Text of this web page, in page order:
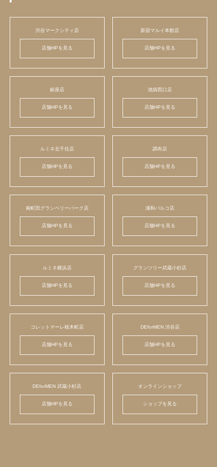
渋谷マークシティ店
店舗HPを見る
新宿マルイ本館店
店舗HPを見る
銀座店
店舗HPを見る
池袋西口店
店舗HPを見る
ルミネ北千住店
店舗HPを見る
調布店
店舗HPを見る
南町田グランベリーパーク店
店舗HPを見る
浦和パルコ店
店舗HPを見る
ルミネ横浜店
店舗HPを見る
グランツリー武蔵小杉店
店舗HPを見る
コレットマーレ桜木町店
店舗HPを見る
DEforMEN 渋谷店
店舗HPを見る
DEforMEN 武蔵小杉店
店舗HPを見る
オンラインショップ
ショップを見る